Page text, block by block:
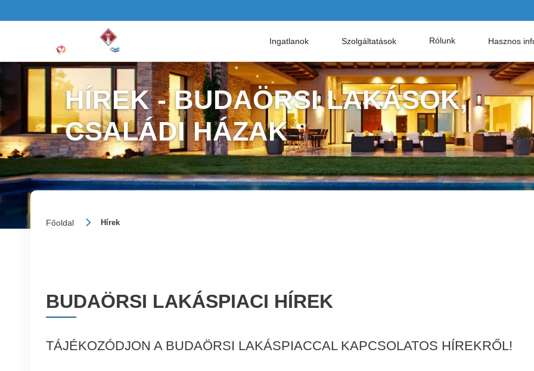
Ingatlanok Szolgáltatások Rólunk Hasznos
HÍREK - BUDAÖRSI LAKÁSOK,
CSALÁDI HÁZAK
Főoldal Hírek
BUDAÖRSI LAKÁSPIACI HÍREK
TÁJÉKOZÓDJON A BUDAÖRSI LAKÁSPIACCAL KAPCSOLATOS HÍREKRŐL!